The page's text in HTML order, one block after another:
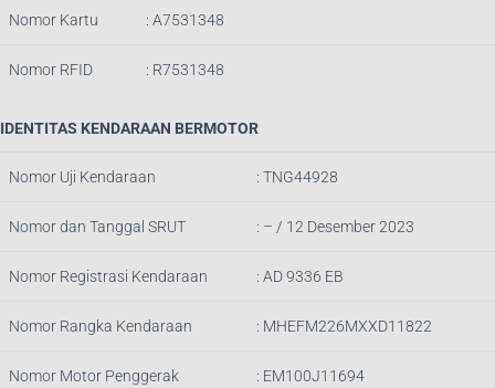
Nomor Kartu : A7531348
Nomor RFID : R7531348
IDENTITAS KENDARAAN BERMOTOR
Nomor Uji Kendaraan : TNG44928
Nomor dan Tanggal SRUT : – / 12 Desember2023
Nomor Registrasi Kendaraan : AD 9336 EB
Nomor Rangka Kendaraan : MHEFM226MXXD11822
Nomor Motor Penggerak : EM100J11694